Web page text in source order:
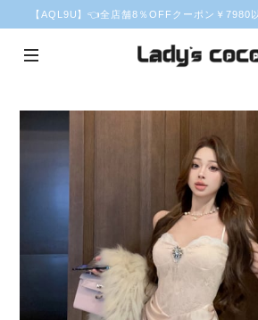
【AQL9U】👈全店舗8％OFFクーポン￥7980